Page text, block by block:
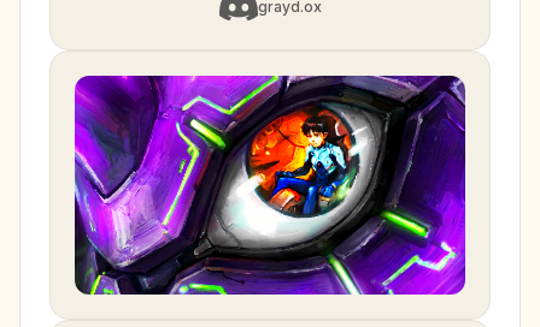
grayd.ox